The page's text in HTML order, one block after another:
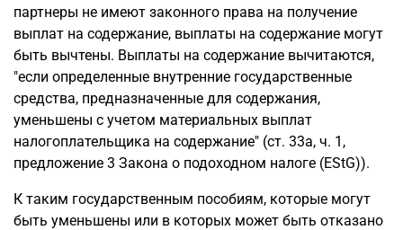
партнеры не имеют законного права на получение
выплат на содержание, выплаты на содержание могут
быть вычтены. Выплаты на содержание вычитаются,
"если определенные внутренние государственные
средства, предназначенные для содержания,
уменьшены с учетом материальных выплат
налогоплательщика на содержание" (ст. 33a, ч. 1,
предложение 3 Закона о подоходном налоге (EStG)).
К таким государственным пособиям, которые могут
быть уменьшены или в которых может быть отказано